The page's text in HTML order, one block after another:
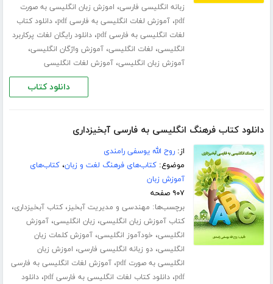
زبانه انگلیسی فارسی، اموزش زبان انگلیسی به صورت
pdf،آموزش لغات انگلیسی به فارسی pdf ،دانلود کتاب
لغات انگلیسی به فارسی pdf
،دانلود رایگان لغات پرکاربرد
انگلیسی، لغات انگلیسی،آموزش واژگان انگلیسی،
آموزش زبان انگلیسی،آموزش لغات انگلیسی
دانلود کتاب
دانلود کتاب فرهنگ انگلیسی به فارسی آبخیزداری
از:روح الله یوسفی رامندی
موضوع:کتاب‌های فرهنگ لغت و زبان،کتاب‌های
آموزش زبان
۹۰۷ صفحه
برچسب‌ها: مهندسی و مدیریت آبخیز،کتاب آبخیزداری،
کتاب آموزش زبان انگلیسی، زبان انگلیسی،آموزش
انگلیسی، خودآموز انگلیسی،آموزش کلمات زبان
انگلیسی،دو زبانه انگلیسی فارسی، اموزش زبان
انگلیسی به صورت pdf
،آموزش لغات انگلیسی به فارسی
pdf،دانلود کتاب لغات انگلیسی به فارسی pdf ،دانلود